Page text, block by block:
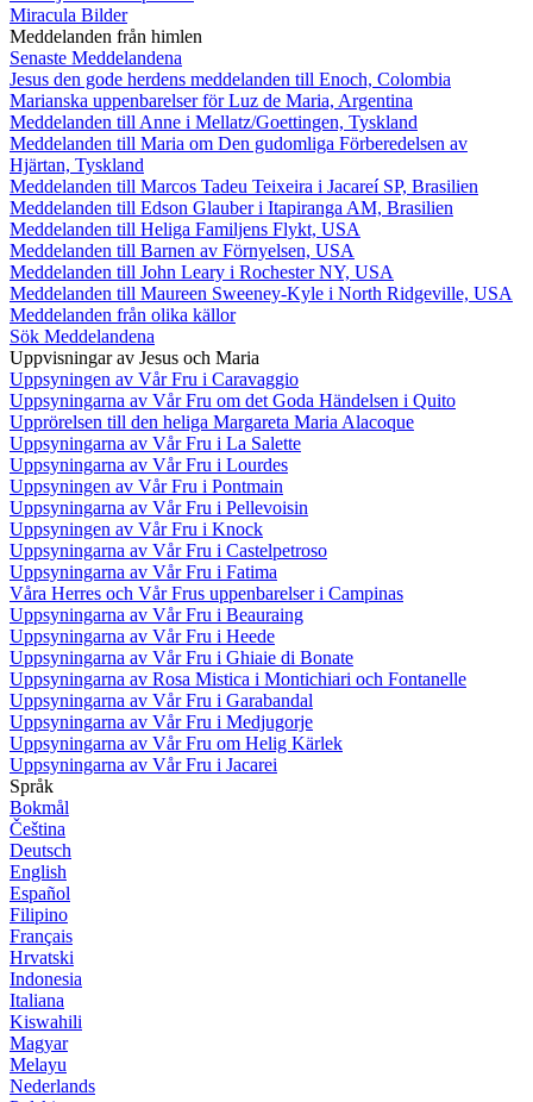
Miracula Bilder
Meddelanden från himlen
Senaste Meddelandena
Jesus den gode herdens meddelanden till Enoch, Colombia
Marianska uppenbarelser för Luz de Maria, Argentina
Meddelanden till Anne i Mellatz/Goettingen, Tyskland
Meddelanden till Maria om Den gudomliga Förberedelsen av
Hjärtan, Tyskland
Meddelanden till Marcos Tadeu Teixeira i Jacareí SP, Brasilien
Meddelanden till Edson Glauber i Itapiranga AM, Brasilien
Meddelanden till Heliga Familjens Flykt, USA
Meddelanden till Barnen av Förnyelsen, USA
Meddelanden till John Leary i Rochester NY, USA
Meddelanden till Maureen Sweeney-Kyle i North Ridgeville, USA
Meddelanden från olika källor
Sök Meddelandena
Uppvisningar av Jesus och Maria
Uppsyningen av Vår Fru i Caravaggio
Uppsyningarna av Vår Fru om det Goda Händelsen i Quito
Upprörelsen till den heliga Margareta Maria Alacoque
Uppsyningarna av Vår Fru i La Salette
Uppsyningarna av Vår Fru i Lourdes
Uppsyningen av Vår Fru i Pontmain
Uppsyningarna av Vår Fru i Pellevoisin
Uppsyningen av Vår Fru i Knock
Uppsyningarna av Vår Fru i Castelpetroso
Uppsyningarna av Vår Fru i Fatima
Våra Herres och Vår Frus uppenbarelser i Campinas
Uppsyningarna av Vår Fru i Beauraing
Uppsyningarna av Vår Fru i Heede
Uppsyningarna av Vår Fru i Ghiaie di Bonate
Uppsyningarna av Rosa Mistica i Montichiari och Fontanelle
Uppsyningarna av Vår Fru i Garabandal
Uppsyningarna av Vår Fru i Medjugorje
Uppsyningarna av Vår Fru om Helig Kärlek
Uppsyningarna av Vår Fru i Jacarei
Språk
Bokmål
Čeština
Deutsch
English
Español
Filipino
Français
Hrvatski
Indonesia
Italiana
Kiswahili
Magyar
Melayu
Nederlands